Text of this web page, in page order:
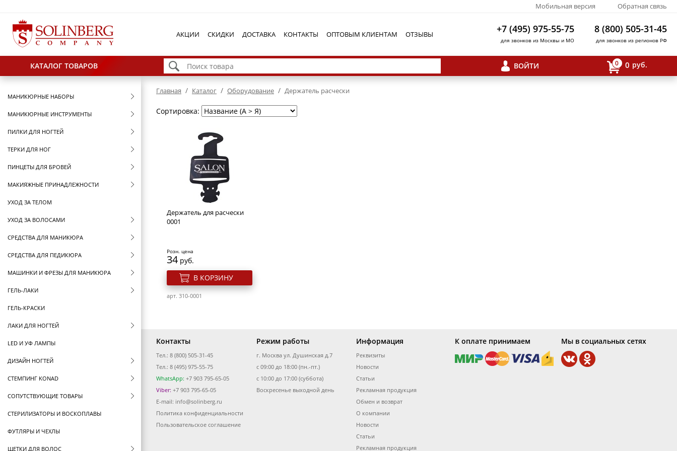
Мобильная версия Обратная связь
АКЦИИ СКИДКИ ДОСТАВКА КОНТАКТЫ ОПТОВЫМ КЛИЕНТАМ ОТЗЫВЫ +7 (495) 975-55-75
для звонков из Москвы и МО
8 (800) 505-31-45
для звонков из регионов РФ
КАТАЛОГ ТОВАРОВ ВОЙТИ 0 0 руб.
МАНИКЮРНЫЕ НАБОРЫ
МАНИКЮРНЫЕ ИНСТРУМЕНТЫ
ПИЛКИ ДЛЯ НОГТЕЙ
ТЕРКИ ДЛЯ НОГ
ПИНЦЕТЫ ДЛЯ БРОВЕЙ
МАКИЯЖНЫЕ ПРИНАДЛЕЖНОСТИ
УХОД ЗА ТЕЛОМ
УХОД ЗА ВОЛОСАМИ
СРЕДСТВА ДЛЯ МАНИКЮРА
СРЕДСТВА ДЛЯ ПЕДИКЮРА
МАШИНКИ И ФРЕЗЫ ДЛЯ МАНИКЮРА
ГЕЛЬ-ЛАКИ
ГЕЛЬ-КРАСКИ
ЛАКИ ДЛЯ НОГТЕЙ
LED И УФ ЛАМПЫ
ДИЗАЙН НОГТЕЙ
СТЕМПИНГ KONAD
СОПУТСТВУЮЩИЕ ТОВАРЫ
СТЕРИЛИЗАТОРЫ И ВОСКОПЛАВЫ
ФУТЛЯРЫ И ЧЕХЛЫ
ЩЕТКИ ДЛЯ ВОЛОС
Главная / Каталог / Оборудование / Держатель расчески
Сортировка:
Держатель для расчески
0001
Розн. цена
34 руб.
В КОРЗИНУ
арт. 310-0001
Контакты
Тел.: 8 (800) 505-31-45
Тел.: 8 (495) 975-55-75
WhatsApp: +7 903 795-65-05
Viber: +7 903 795-65-05
E-mail: info@solinberg.ru
Политика конфиденциальности
Пользовательское соглашение
Режим работы
г. Москва ул. Душинская д.7
с 09:00 до 18:00 (пн.-пт.)
с 10:00 до 17:00 (суббота)
Воскресенье выходной день
Информация
Реквизиты
Новости
Статьи
Рекламная продукция
Обмен и возврат
О компании
Новости
Статьи
Рекламная продукция
К оплате принимаем Мы в социальных сетях